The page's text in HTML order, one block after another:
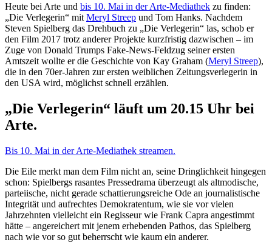
Heute bei Arte und bis 10. Mai in der Arte-Mediathek zu finden:
„Die Verlegerin“ mit Meryl Streep und Tom Hanks. Nachdem
Steven Spielberg das Drehbuch zu „Die Verlegerin“ las, schob er
den Film 2017 trotz anderer Projekte kurzfristig dazwischen – im
Zuge von Donald Trumps Fake-News-Feldzug seiner ersten
Amtszeit wollte er die Geschichte von Kay Graham (Meryl Streep),
die in den 70er-Jahren zur ersten weiblichen Zeitungsverlegerin in
den USA wird, möglichst schnell erzählen.
„Die Verlegerin“ läuft um 20.15 Uhr bei
Arte.
Bis 10. Mai in der Arte-Mediathek streamen.
Die Eile merkt man dem Film nicht an, seine Dringlichkeit hingegen
schon: Spielbergs rasantes Pressedrama überzeugt als altmodische,
parteiische, nicht gerade schattierungsreiche Ode an journalistische
Integrität und aufrechtes Demokratentum, wie sie vor vielen
Jahrzehnten vielleicht ein Regisseur wie Frank Capra angestimmt
hätte – angereichert mit jenem erhebenden Pathos, das Spielberg
nach wie vor so gut beherrscht wie kaum ein anderer.